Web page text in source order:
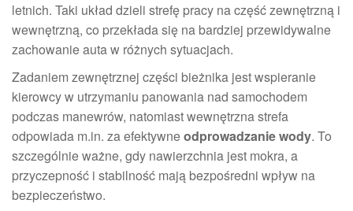
letnich. Taki układ dzieli strefę pracy na część zewnętrzną i
wewnętrzną, co przekłada się na bardziej przewidywalne
zachowanie auta w różnych sytuacjach.
Zadaniem zewnętrznej części bieżnika jest wspieranie
kierowcy w utrzymaniu panowania nad samochodem
podczas manewrów, natomiast wewnętrzna strefa
odpowiada m.in. za efektywneodprowadzanie wody. To
szczególnie ważne, gdy nawierzchnia jest mokra, a
przyczepność i stabilność mają bezpośredni wpływ na
bezpieczeństwo.